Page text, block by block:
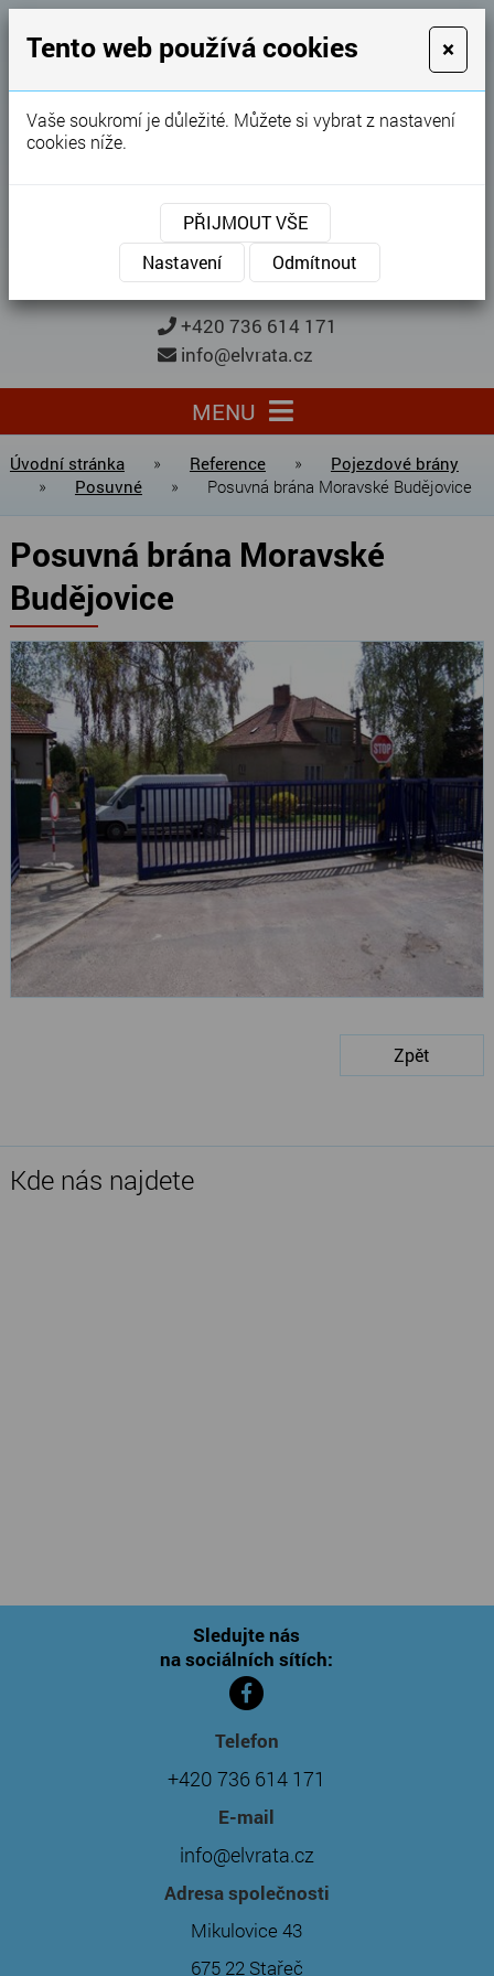
GARÁŽOVÁ VRATA
Karel Procházka
Garážová vrata, brány, ploty ...
Kontaktujte nás
KONTAKTUJTE NÁS
+420 736 614 171
info@elvrata.cz
MENU
Úvodní stránka » Reference »
Pojezdové brány
»
Posuvné » Posuvná brána Moravské Budějovice
Posuvná brána Moravské
Budějovice
Zpět
Kde nás najdete
Sledujte nás
na sociálních sítích:
Telefon
+420 736 614 171
E-mail
info@elvrata.cz
Adresa společnosti
Mikulovice 43
675 22 Stařeč
Tento web používá cookies ×
Vaše soukromí je důležité. Můžete si vybrat z nastavení
cookies níže.
PŘIJMOUT VŠE
Nastavení
Odmítnout